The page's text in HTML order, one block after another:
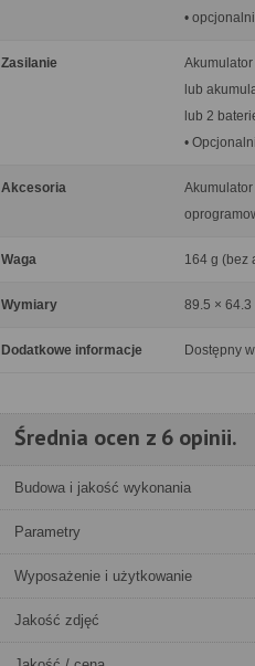
•
Zasilanie
lub
lub 2
•
Akcesoria
Waga 164 g (bez
Wymiary 89.5 × 64.3
Dodatkowe informacje Dostępny
Średnia ocen z 6 opinii.
Budowa i jakość wykonania
Parametry
Wyposażenie i użytkowanie
Jakość zdjęć